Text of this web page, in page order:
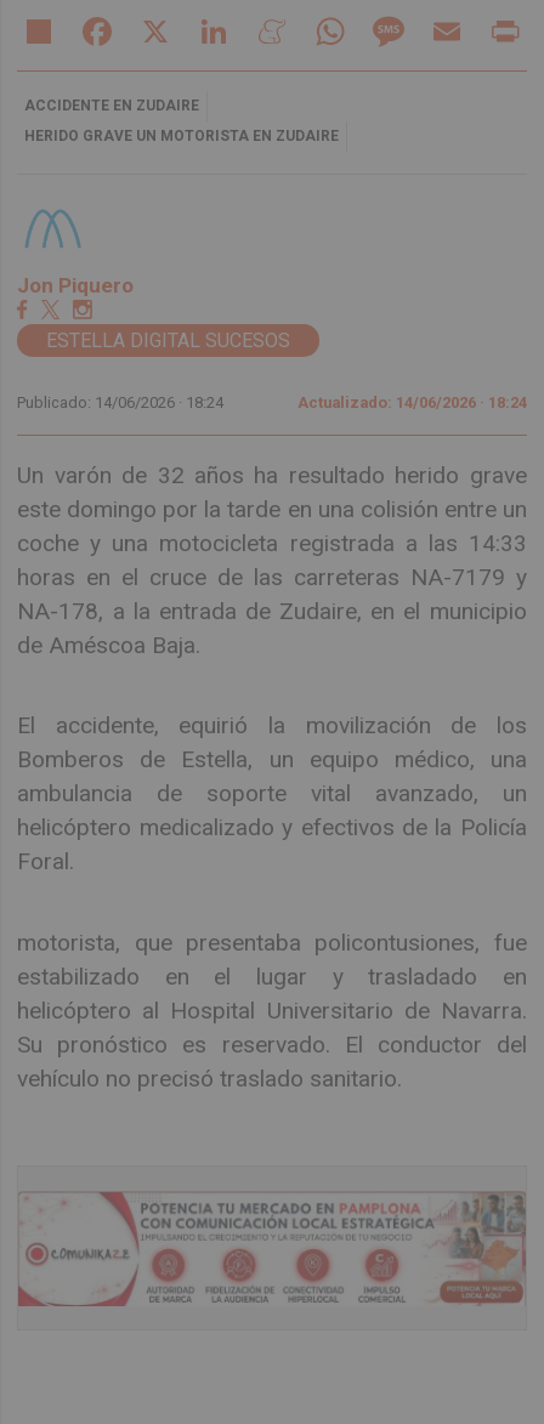
Share Facebook LinkedIn MeneameWhatsAppMessageEmail
ACCIDENTE EN ZUDAIRE
HERIDO GRAVE UN MOTORISTA EN ZUDAIRE
Jon Piquero
ESTELLA DIGITAL SUCESOS
Publicado: 14/06/2026 · 18:24 Actualizado: 14/06/2026 · 18:24
Un varón de 32 años ha resultado herido grave
este domingo por la tarde en una colisión entre un
coche y una motocicleta registrada a las 14:33
horas en el cruce de las carreteras NA-7179 y
NA-178, a la entrada de Zudaire, en el municipio
de Améscoa Baja.
El accidente, equirió la movilización de los
Bomberos de Estella, un equipo médico, una
ambulancia de soporte vital avanzado, un
helicóptero medicalizado y efectivos de la Policía
Foral.
motorista, que presentaba policontusiones, fue
estabilizado en el lugar y trasladado en
helicóptero al Hospital Universitario de Navarra.
Su pronóstico es reservado. El conductor del
vehículo no precisó traslado sanitario.